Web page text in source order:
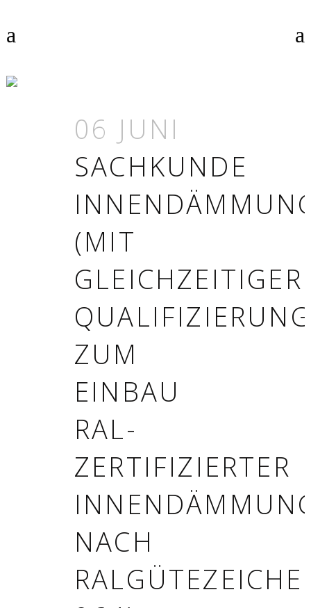
06 JUNI
SACHKUNDE
(MIT
GLEICHZEITIGER
QUALIFIZIERUNG
ZUM
EINBAU
RAL-
ZERTIFIZIERTER
NACH